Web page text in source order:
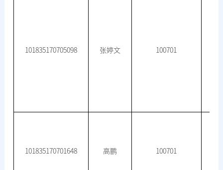
101835170705098 张婷文 100701
101835170701648 高鹏 100701